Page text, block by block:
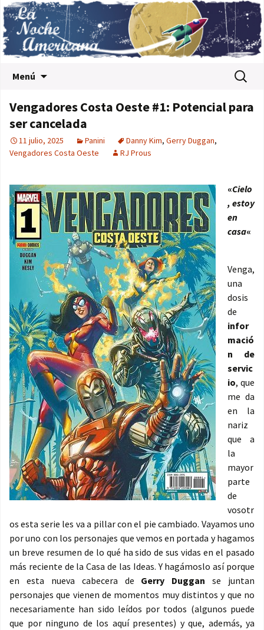
Menú Buscar:
Vengadores Costa Oeste #1: Potencial para
ser cancelada
11 julio, 2025 Panini Danny Kim, Gerry Duggan,
Vengadores Costa Oeste
RJ Prous
«Cielo
, estoy
en
casa«
Venga,
una
dosis
de
infor
mació
n de
servic
io, que
me da
en la
nariz
que a
la
mayor
parte
de
vosotr
os esta serie les va a pillar con el pie cambiado. Vayamos uno
por uno con los personajes que vemos en portada y hagamos
un breve resumen de lo qué ha sido de sus vidas en el pasado
más reciente de la Casa de las Ideas. Y hagámoslo así porque
en esta nueva cabecera de Gerry Duggan se juntan
personajes que vienen de momentos muy distintos y que no
necesariamente han sido leídos por todos (algunos puede
que por ninguno de los aquí presentes) y que, además, ya